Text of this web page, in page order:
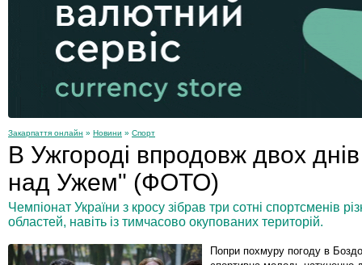
На війні загинув 26-річний
Закарпаття онлайн » Новини » Спорт
В Ужгороді впродовж двох
над Ужем" (ФОТО)
Чемпіонат України з кросу зібрав три сотні спортсменів
областей, навіть із тимчасово окупованих територій.
Попри похмуру погоду в